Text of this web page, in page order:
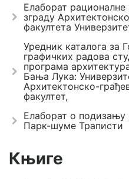
Елаборат рационалне
зграду
факултета
Уредник каталога за
графичких радова
програма
Бања Лука:
Архитектонско-
факултет,
Елаборат о
Парк-шуме Траписти
Књиге